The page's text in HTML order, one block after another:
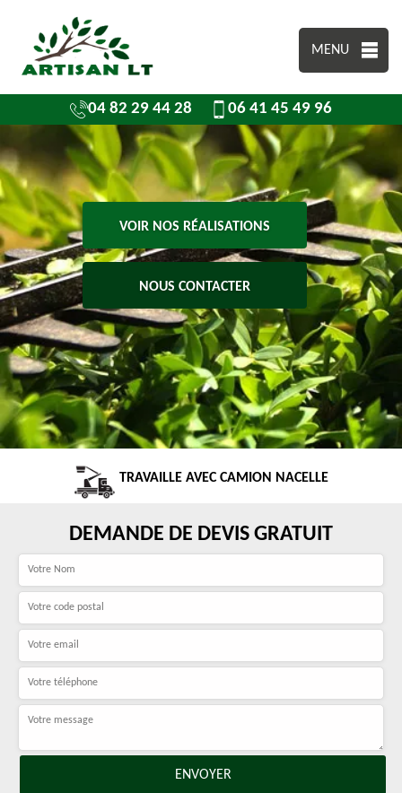
MENU
04 82 29 44 28 06 41 45 49 96
VOIR NOS RÉALISATIONS
NOUS CONTACTER
TRAVAILLE AVEC CAMION NACELLE
DEMANDE DE DEVIS GRATUIT